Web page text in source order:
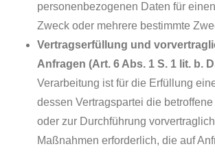
personenbezogenen Daten für
Zweck oder mehrere bestimmte
Vertragserfüllung und
Anfragen (Art. 6 Abs. 1 S. 1 lit. b.
Verarbeitung ist für die Erfüllung
dessen Vertragspartei die
oder zur Durchführung
Maßnahmen erforderlich, die auf